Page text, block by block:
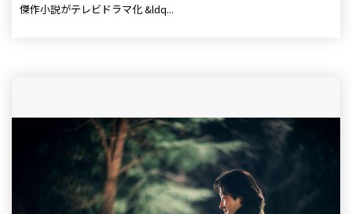
傑作小説がテレビドラマ化 &ldq...